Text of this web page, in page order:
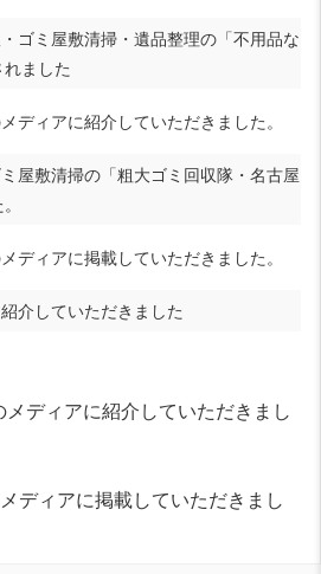
ゴミ屋敷清掃・遺品整理の「不用品な
ました
ディアに紹介していただきました。
屋敷清掃の「粗大ゴミ回収隊・名古屋
ディアに掲載していただきました。
介していただきました
ディアに紹介していただきまし
ディアに掲載していただきまし